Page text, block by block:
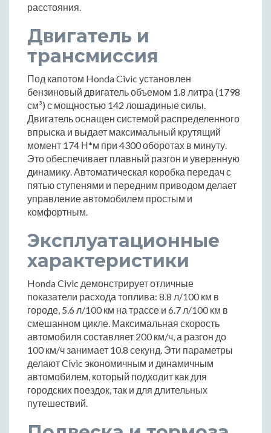
расстояния.
Двигатель и
трансмиссия
Под капотом Honda Civic установлен
бензиновый двигатель объемом 1.8 литра (1798
см³) с мощностью 142 лошадиные силы.
Двигатель оснащен системой распределенного
впрыска и выдает максимальный крутящий
момент 174 Н*м при 4300 оборотах в минуту.
Это обеспечивает плавный разгон и уверенную
динамику. Автоматическая коробка передач с
пятью ступенями и передним приводом делает
управление автомобилем простым и
комфортным.
Эксплуатационные
характеристики
Honda Civic демонстрирует отличные
показатели расхода топлива: 8.8 л/100 км в
городе, 5.6 л/100 км на трассе и 6.7 л/100 км в
смешанном цикле. Максимальная скорость
автомобиля составляет 200 км/ч, а разгон до
100 км/ч занимает 10.8 секунд. Эти параметры
делают Civic экономичным и динамичным
автомобилем, который подходит как для
городских поездок, так и для длительных
путешествий.